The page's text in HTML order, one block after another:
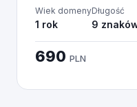
Wiek domeny
1 rok
Długość
9
690 PLN